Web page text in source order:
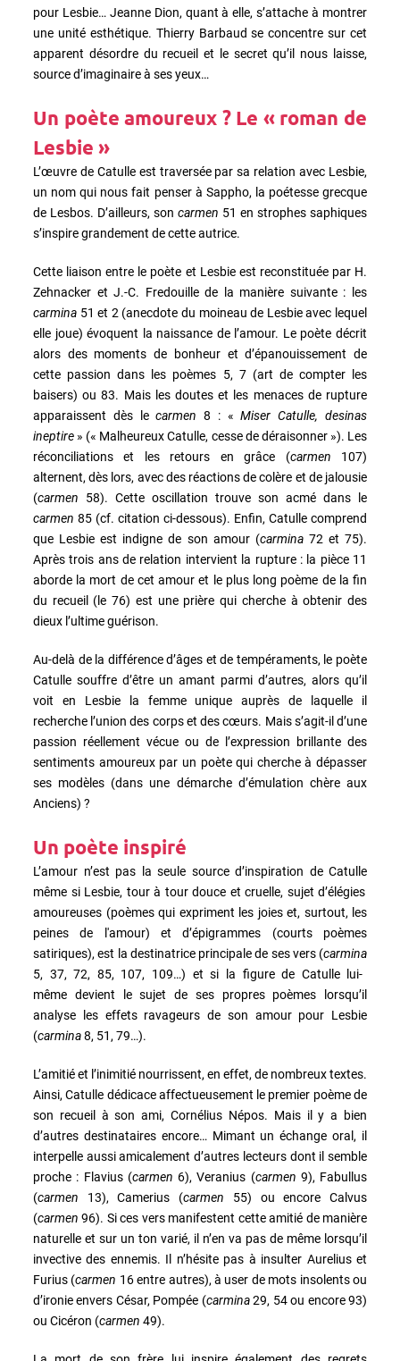
pour Lesbie… Jeanne Dion, quant à elle, s’attache à montrer
une unité esthétique. Thierry Barbaud se concentre sur cet
apparent désordre du recueil et le secret qu’il nous laisse,
source d’imaginaire à ses yeux…
Un poète amoureux ? Le « roman de
Lesbie »
L’œuvre de Catulle est traversée par sa relation avec Lesbie,
un nom qui nous fait penser à Sappho, la poétesse grecque
de Lesbos. D’ailleurs, son carmen 51 en strophes saphiques
s’inspire grandement de cette autrice.
Cette liaison entre le poète et Lesbie est reconstituée par H.
Zehnacker et J.-C. Fredouille de la manière suivante : les
carmina 51 et 2 (anecdote du moineau de Lesbie avec lequel
elle joue) évoquent la naissance de l’amour. Le poète décrit
alors des moments de bonheur et d’épanouissement de
cette passion dans les poèmes 5, 7 (art de compter les
baisers) ou 83. Mais les doutes et les menaces de rupture
apparaissent dès lecarmen 8 : «Miser Catulle, desinas
ineptire » (« Malheureux Catulle, cesse de déraisonner »). Les
réconciliations et les retours en grâce (carmen 107)
alternent, dès lors, avec des réactions de colère et de jalousie
(carmen 58). Cette oscillation trouve son acmé dans le
carmen 85 (cf. citation ci-dessous). Enfin, Catulle comprend
que Lesbie est indigne de son amour (carmina72 et 75).
Après trois ans de relation intervient la rupture : la pièce 11
aborde la mort de cet amour et le plus long poème de la fin
du recueil (le 76) est une prière qui cherche à obtenir des
dieux l’ultime guérison.
Au-delà de la différence d’âges et de tempéraments, le poète
Catulle souffre d’être un amant parmi d’autres, alors qu’il
voit en Lesbie la femme unique auprès de laquelle il
recherche l’union des corps et des cœurs. Mais s’agit-il d’une
passion réellement vécue ou de l’expression brillante des
sentiments amoureux par un poète qui cherche à dépasser
ses modèles (dans une démarche d’émulation chère aux
Anciens) ?
Un poète inspiré
L’amour n’est pas la seule source d’inspiration de Catulle
même si Lesbie, tour à tour douce et cruelle, sujet d’élégies
amoureuses (poèmes qui expriment les joies et, surtout, les
peines de l'amour) et d’épigrammes (courts poèmes
satiriques), est la destinatrice principale de ses vers (carmina
5, 37, 72, 85, 107, 109…) et si la figure de Catulle lui-
même devient le sujet de ses propres poèmes lorsqu’il
analyse les effets ravageurs de son amour pour Lesbie
(carmina8, 51, 79…).
L’amitié et l’inimitié nourrissent, en effet, de nombreux textes.
Ainsi,Catulle dédicace affectueusement le premier poème de
son recueil à son ami, Cornélius Népos. Mais il y a bien
d’autres destinataires encore… Mimant un échange oral, il
interpelle aussi amicalement d’autres lecteurs dont il semble
proche : Flavius (carmen 6), Veranius (carmen 9), Fabullus
(carmen 13), Camerius (carmen 55) ou encore Calvus
(carmen 96). Si ces vers manifestent cette amitié de manière
naturelle et sur un ton varié, il n’en va pas de même lorsqu’il
invective des ennemis. Il n’hésite pas à insulter Aurelius et
Furius (carmen 16 entre autres), à user de mots insolents ou
d’ironie envers César, Pompée (carmina29, 54 ou encore 93)
ou Cicéron (carmen 49).